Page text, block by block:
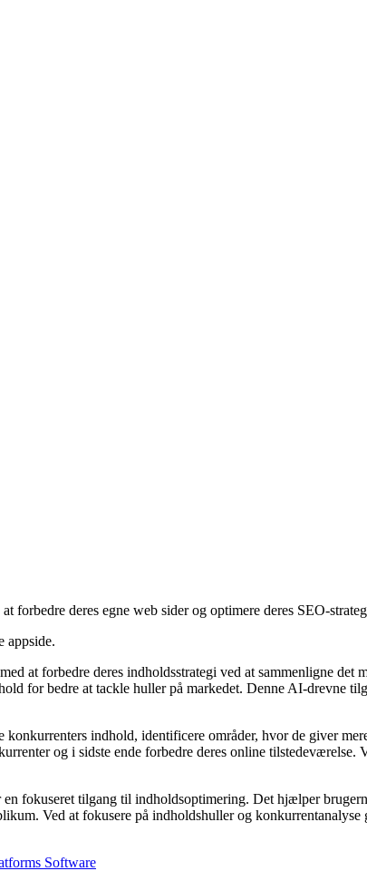
deres egne web sider og optimere deres SEO-
appside.
at forbedre deres indholdsstrategi ved at sammenligne det
for bedre at tackle huller på markedet. Denne AI-drevne
indhold, identificere områder, hvor de giver
og i sidste ende forbedre deres online
fokuseret tilgang til indholdsoptimering. Det hjælper
Ved at fokusere på indholdshuller og
Software